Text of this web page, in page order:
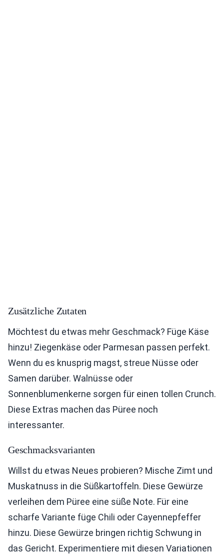
Zusätzliche Zutaten
Möchtest du etwas mehr Geschmack? Füge Käse
hinzu! Ziegenkäse oder Parmesan passen perfekt.
Wenn du es knusprig magst, streue Nüsse oder
Samen darüber. Walnüsse oder
Sonnenblumenkerne sorgen für einen tollen Crunch.
Diese Extras machen das Püree noch
interessanter.
Geschmacksvarianten
Willst du etwas Neues probieren? Mische Zimt und
Muskatnuss in die Süßkartoffeln. Diese Gewürze
verleihen dem Püree eine süße Note. Für eine
scharfe Variante füge Chili oder Cayennepfeffer
hinzu. Diese Gewürze bringen richtig Schwung in
das Gericht. Experimentiere mit diesen Variationen